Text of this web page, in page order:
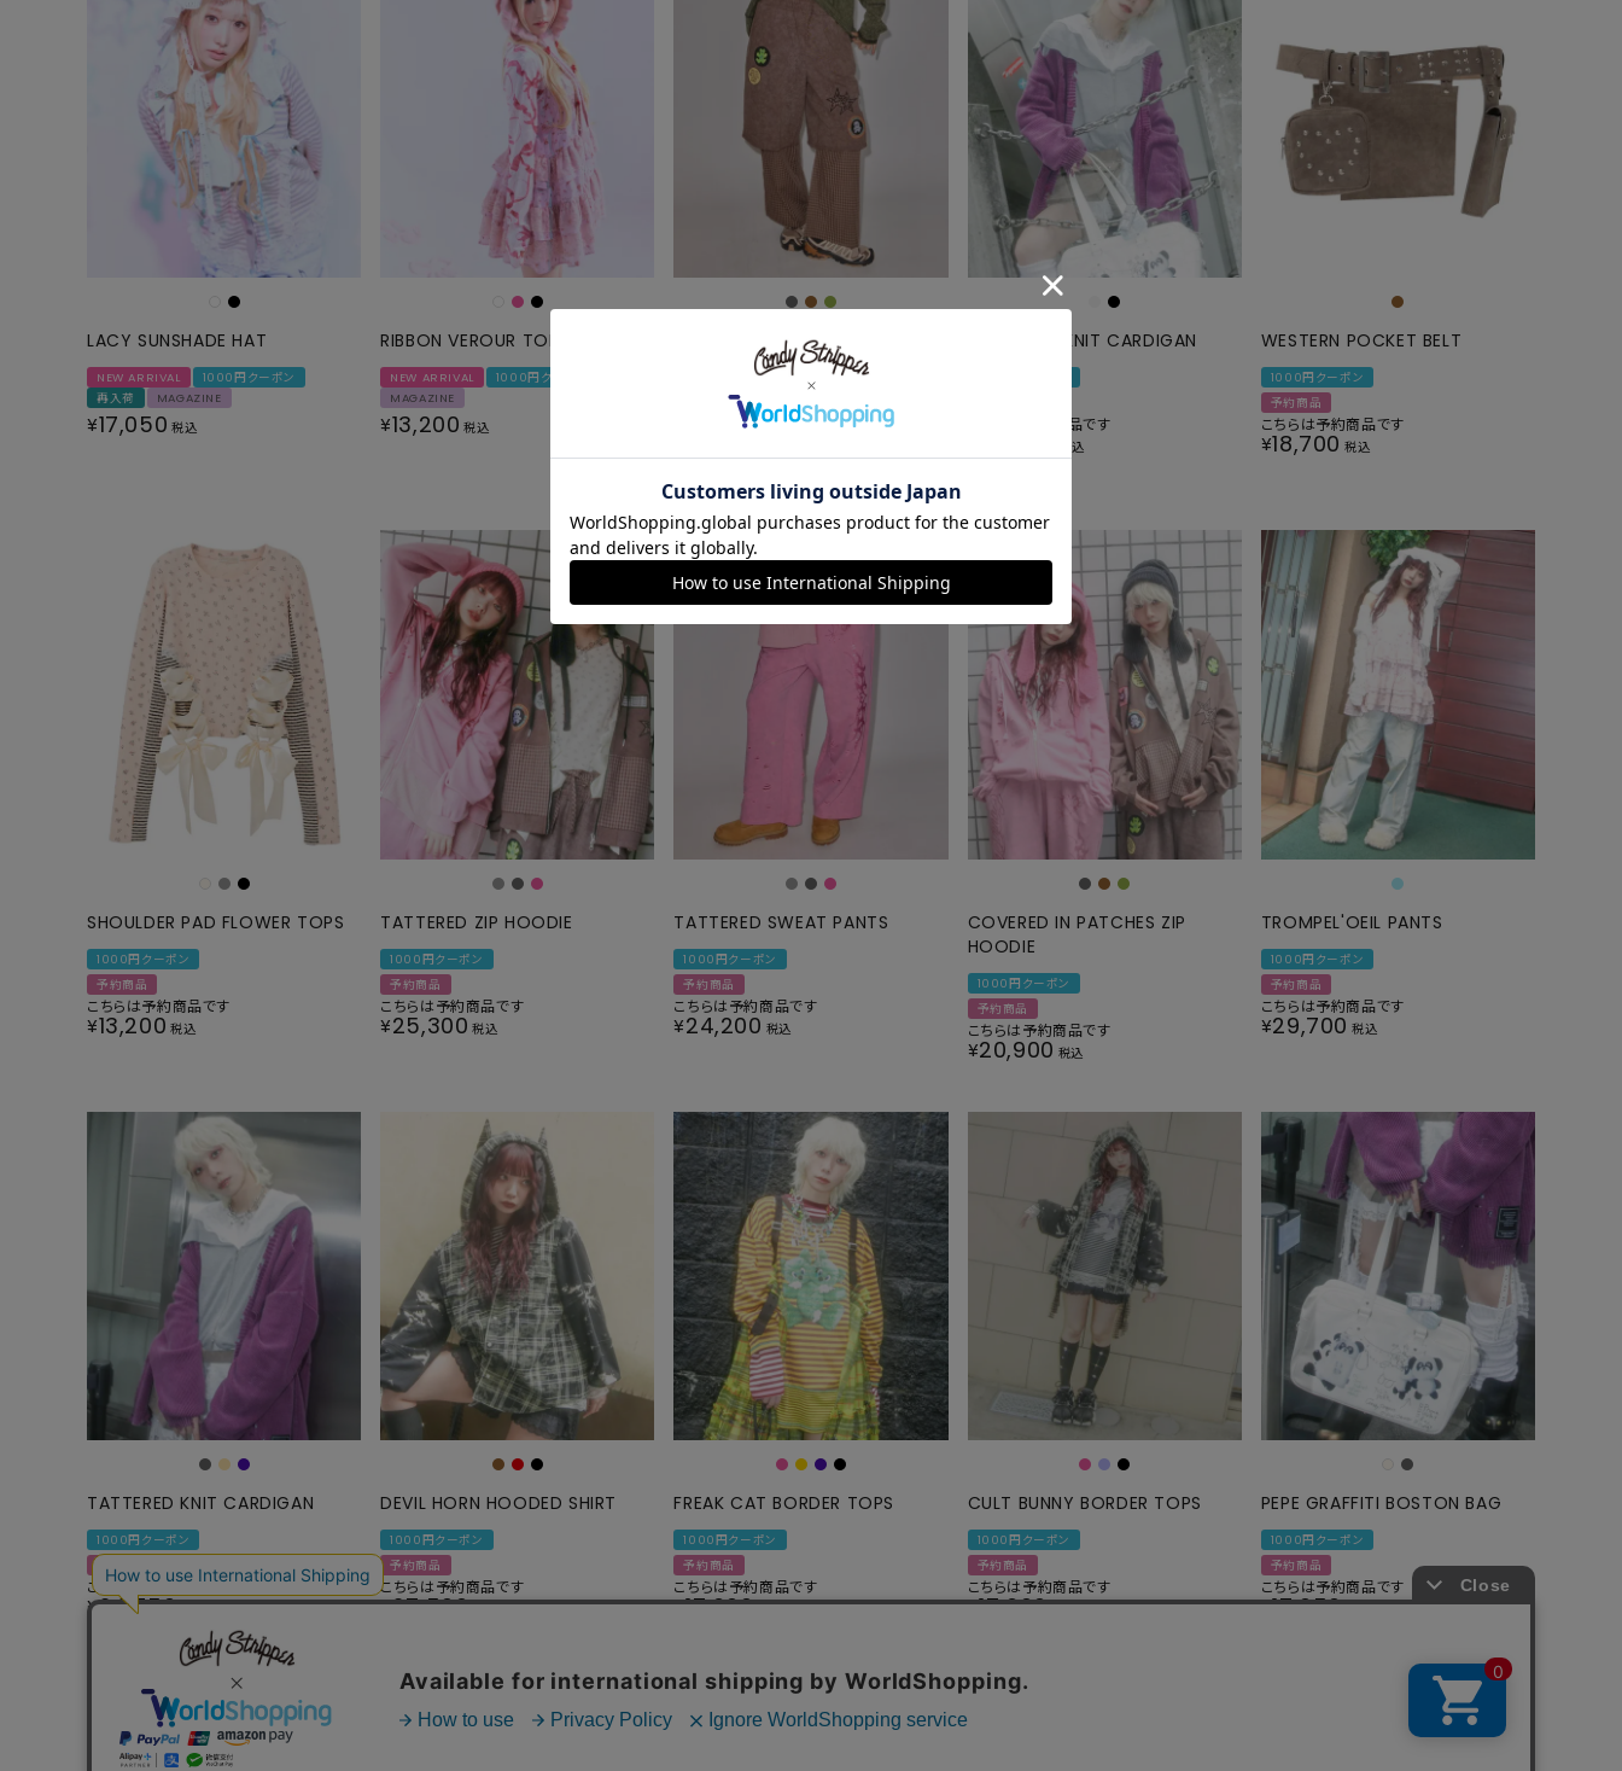
LACY SUNSHADE HAT
NEW ARRIVAL
1000円クーポン
再入荷
MAGAZINE
¥17,050 税込
RIBBON VEROUR TOPS
NEW ARRIVAL
1000円クーポン
MAGAZINE
¥13,200 税込
COVERED IN PATCHES LAYERED
1000円クーポン
19,800
SAILOR ZIP KNIT CARDIGAN
こちらは予約商品です
税込
WESTERN POCKET BELT
1000円クーポン
予約商品
こちらは予約商品です
¥18,700 税込
SHOULDER PAD FLOWER TOPS
1000円クーポン
予約商品
こちらは予約商品です
¥13,200 税込
TATTERED ZIP HOODIE
1000円クーポン
予約商品
こちらは予約商品です
¥25,300 税込
TATTERED SWEAT PANTS
1000円クーポン
予約商品
こちらは予約商品です
¥24,200 税込
COVERED IN PATCHES ZIP
HOODIE
1000円クーポン
予約商品
こちらは予約商品です
¥20,900 税込
TROMPEL'OEIL PANTS
1000円クーポン
予約商品
こちらは予約商品です
¥29,700 税込
TATTERED KNIT CARDIGAN
1000円クーポン
こちらは予約商品です
¥24,750 税込
DEVIL HORN HOODED SHIRT
1000円クーポン
予約商品
こちらは予約商品です
¥27,500 税込
FREAK CAT BORDER TOPS
1000円クーポン
予約商品
こちらは予約商品です
¥17,600 税込
CULT BUNNY BORDER TOPS
1000円クーポン
予約商品
こちらは予約商品です
¥17,600 税込
PEPE GRAFFITI BOSTON BAG
1000円クーポン
予約商品
こちらは予約商品です
¥17,050 税込
並び替え おすすめ順 価格が安い順 価格が高い順 件表示 1 2